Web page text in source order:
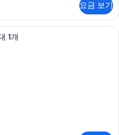
요금 보기
이탈리아 프레떼 시트, 고급 침구, 필로
1개